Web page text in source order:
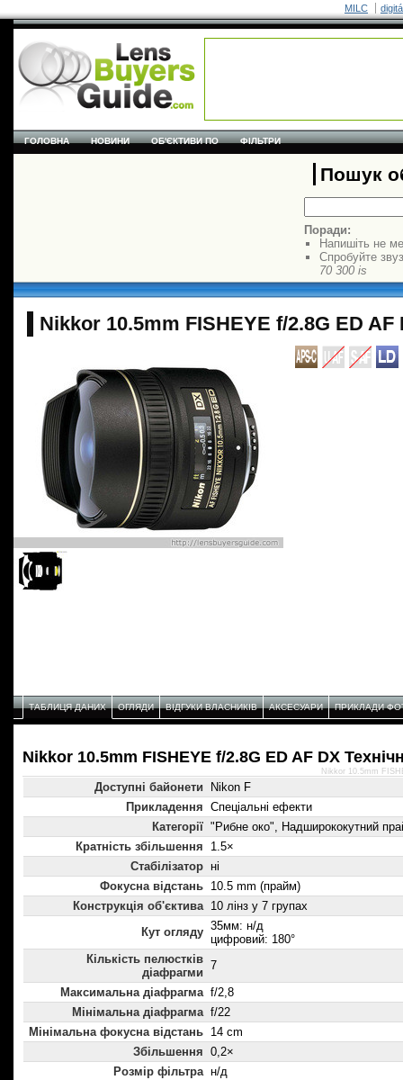
MILC
ГОЛОВНА НОВИНИ ОБ'ЄКТИВИ ПО ФІЛЬТРИ
Пошук
Поради:
Напишіть не
Спробуйте
70 300 is
Nikkor 10.5mm FISHEYE f/2.8G ED AF
ТАБЛИЦЯ ДАНИХ ОГЛЯДИ ВІДГУКИ ВЛАСНИКІВ АКСЕСУАРИ ПРИКЛАДИ
Nikkor 10.5mm FISHEYE f/2.8G ED AF DX
Доступні байонети
Nikon F
Прикладення Спеціальні ефекти
Категорії "Рибне око", Надширококутний
Кратність збільшення
1.5×
Стабілізатор ні
Фокусна відстань 10.5 mm (прайм)
Конструкція об'єктива 10 лінз у 7 групах
Кут огляду 35мм: н/д
цифровий: 180°
Кількість пелюстків
діафрагми
7
Максимальна діафрагма f/2,8
Мінімальна діафрагма f/22
Мінімальна фокусна відстань 14 cm
Збільшення 0,2×
Розмір фільтра н/д
Nikkor 10.5mm